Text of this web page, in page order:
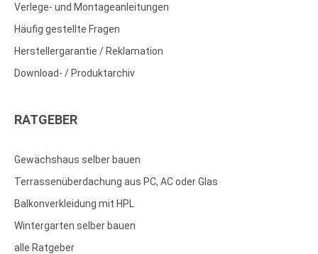
Verlege- und Montageanleitungen
Häufig gestellte Fragen
Herstellergarantie / Reklamation
Download- / Produktarchiv
RATGEBER
Gewächshaus selber bauen
Terrassenüberdachung aus PC, AC oder Glas
Balkonverkleidung mit HPL
Wintergarten selber bauen
alle Ratgeber